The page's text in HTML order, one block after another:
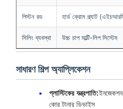
পিস্টন রড হার্ড ক্রোম প্ল্যাট
সিলিং ব্যবস্থা উচ্চ চাপ মাল্টি-লিপ সিস্টেম
সাধারণ শিল্প অ্যাপ্লিকেশন
প্লাস্টিকের যন্ত্রপাতি:ইনজেকশন
কোর টানার ডিভাইস